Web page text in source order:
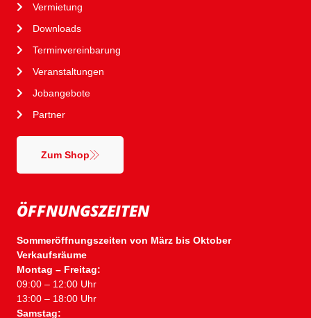
ÖFFNUNGSZEITEN
Sommeröffnungszeiten von März bis Oktober
Verkaufsräume
Montag – Freitag:
09:00 – 12:00 Uhr
13:00 – 18:00 Uhr
Samstag:
Vermietung
Downloads
Terminvereinbarung
Veranstaltungen
Jobangebote
Partner
Zum Shop